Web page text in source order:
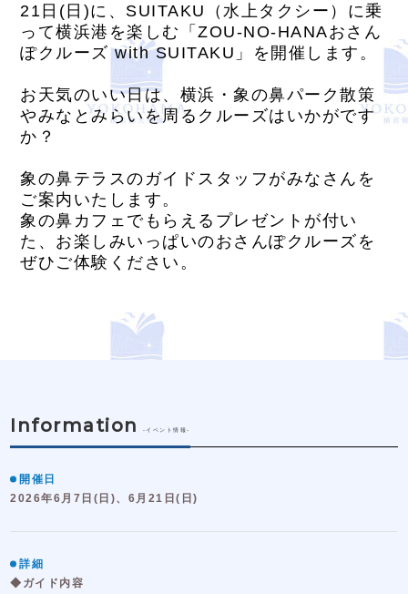
21日(日)に、SUITAKU（水上タクシー）に乗
って横浜港を楽しむ「ZOU-NO-HANAおさん
ぽクルーズ with SUITAKU」を開催します。
お天気のいい日は、横浜・象の鼻パーク散策
やみなとみらいを周るクルーズはいかがです
か？
象の鼻テラスのガイドスタッフがみなさんを
ご案内いたします。
象の鼻カフェでもらえるプレゼントが付い
た、お楽しみいっぱいのおさんぽクルーズを
ぜひご体験ください。
Information -イベント情報-
開催日
2026年6月7日(日)、6月21日(日)
詳細
◆ガイド内容